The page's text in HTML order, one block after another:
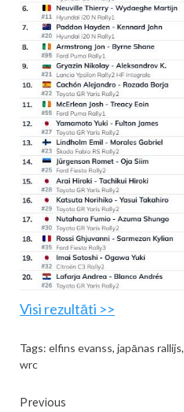
Visi rezultāti >>
Tags: elfins evanss, japānas rallijs,
wrc
Continue
Previous